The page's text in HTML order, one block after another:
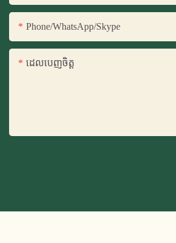
Phone/WhatsApp/Skype
ដេលបេញចិត្ដ